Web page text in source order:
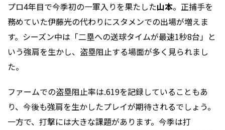
プロ4年目で今季初の一軍入りを果たした山本。正捕手を
務めていた伊藤光の代わりにスタメンでの出場が増えま
す。シーズン中は「二塁への送球タイムが最速1秒8台」と
いう強肩を生かし、盗塁阻止する場面が多く見られまし
た。
ファームでの盗塁阻止率は.619を記録していることもあ
り、今後も強肩を生かしたプレイが期待されるでしょう。
一方で、打撃には大きな課題があります。今季は打